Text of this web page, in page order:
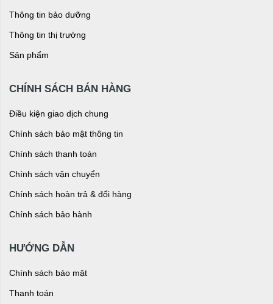
Thông tin bảo dưỡng
Thông tin thị trường
Sản phẩm
CHÍNH SÁCH BÁN HÀNG
Điều kiện giao dịch chung
Chính sách bảo mật thông tin
Chính sách thanh toán
Chính sách vận chuyển
Chính sách hoàn trả & đổi hàng
Chính sách bảo hành
HƯỚNG DẪN
Chính sách bảo mật
Thanh toán